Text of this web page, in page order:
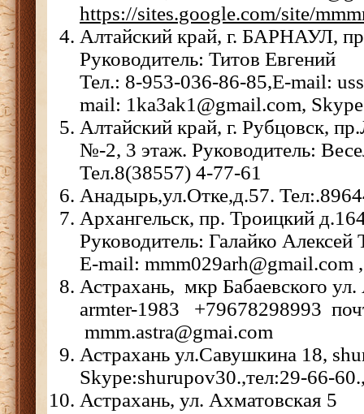
https://sites.google.com/site/
Алтайский край, г. БАРНАУЛ,
Руководитель: Титов Евгений
Тел.: 8-953-036-86-85,E-mail:
mail: 1ka3ak1@gmail.com,
Алтайский край, г. Рубцовск,
№-2, 3 этаж. Руководитель:
Тел.8(38557) 4-77-61
Анадырь,ул.Отке,д.57.
Архангельск, пр. Троицкий
Руководитель: Галайко
E-mail:
Астрахань, мкр Бабаевского
armter-1983 +79678298993
mmm.astra@gmai.com
Астрахань ул.Савушкина 18,
Skype:shurupov30.,тел:29-66-
Астрахань, ул. Ахматовская 5